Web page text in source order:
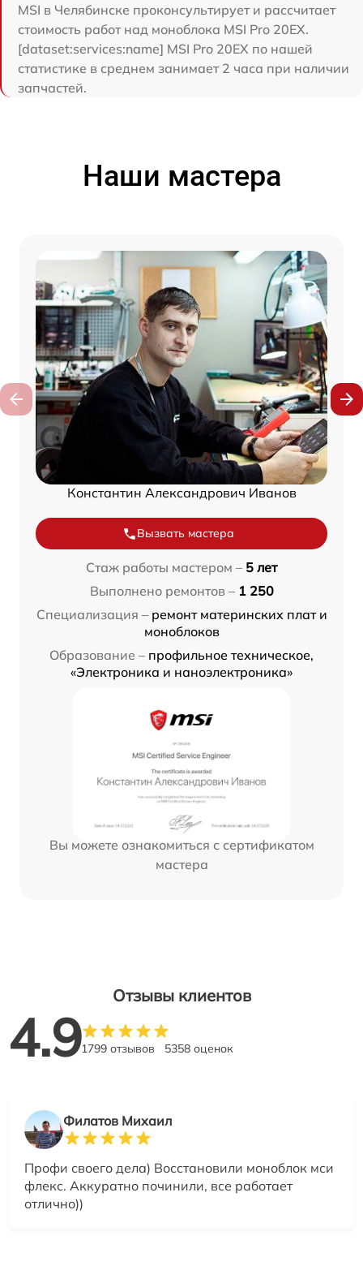
MSI в Челябинске проконсультирует и рассчитает
стоимость работ над моноблока MSI Pro 20EX.
[dataset:services:name] MSI Pro 20EX по нашей
статистике в среднем занимает 2 часа при наличии
запчастей.
Наши мастера
Константин Александрович Иванов
Вызвать мастера
Стаж работы мастером – 5 лет
Выполнено ремонтов – 1 250
Специализация – ремонт материнских плат и
моноблоков
Образование – профильное техническое,
«Электроника и наноэлектроника»
Вы можете ознакомиться с сертификатом
мастера
Отзывы клиентов
4.91799 отзывов 5358 оценок
Филатов Михаил
Профи своего дела) Восстановили моноблок мси
флекс. Аккуратно починили, все работает
отлично))